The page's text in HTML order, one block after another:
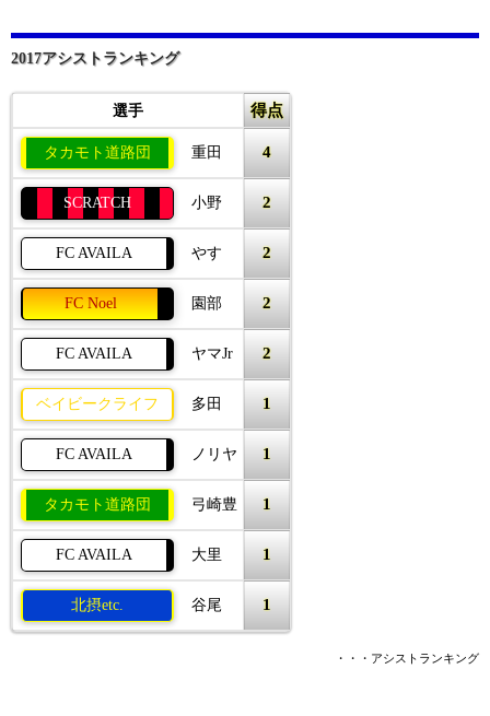
2017アシストランキング
選手 得点
タカモト道路団 重田 4
SCRATCH 小野 2
FC AVAILA やす 2
FC Noel 園部 2
FC AVAILA ヤマJr 2
ベイビークライフ 多田 1
FC AVAILA ノリヤ 1
タカモト道路団 弓崎豊 1
FC AVAILA 大里 1
北摂etc. 谷尾 1
・・・アシストランキング